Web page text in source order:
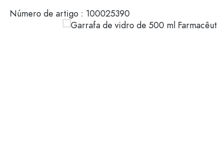
Envases de plástico
Número de artigo : 100025390